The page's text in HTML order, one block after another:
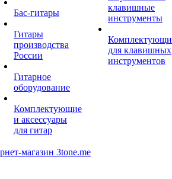
Бас-гитары
Гитары
производства
России
Гитарное
оборудование
Комплектующие
и аксессуары
для гитар
клавишные
инструменты
для клавишных
инструментов